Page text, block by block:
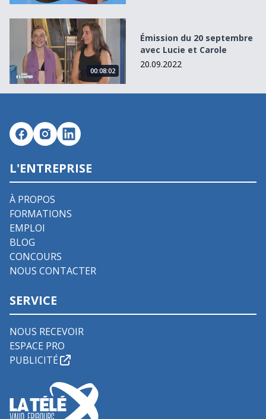
Émission du 20 septembre avec Lucie et Carole
00:08:02
Émission du 20 septembre
avec Lucie et Carole
20.09.2022
L'ENTREPRISE
À PROPOS
FORMATIONS
EMPLOI
BLOG
CONCOURS
NOUS CONTACTER
SERVICE
NOUS RECEVOIR
ESPACE PRO
PUBLICITÉ